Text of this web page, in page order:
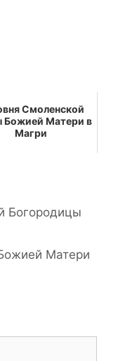
Смо­лен­ской
Бо­жи­ей Ма­те­ри в
Магри
Богородицы
Матери